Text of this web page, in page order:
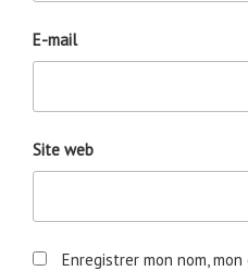
E-mail
Site web
Enregistrer mon nom,